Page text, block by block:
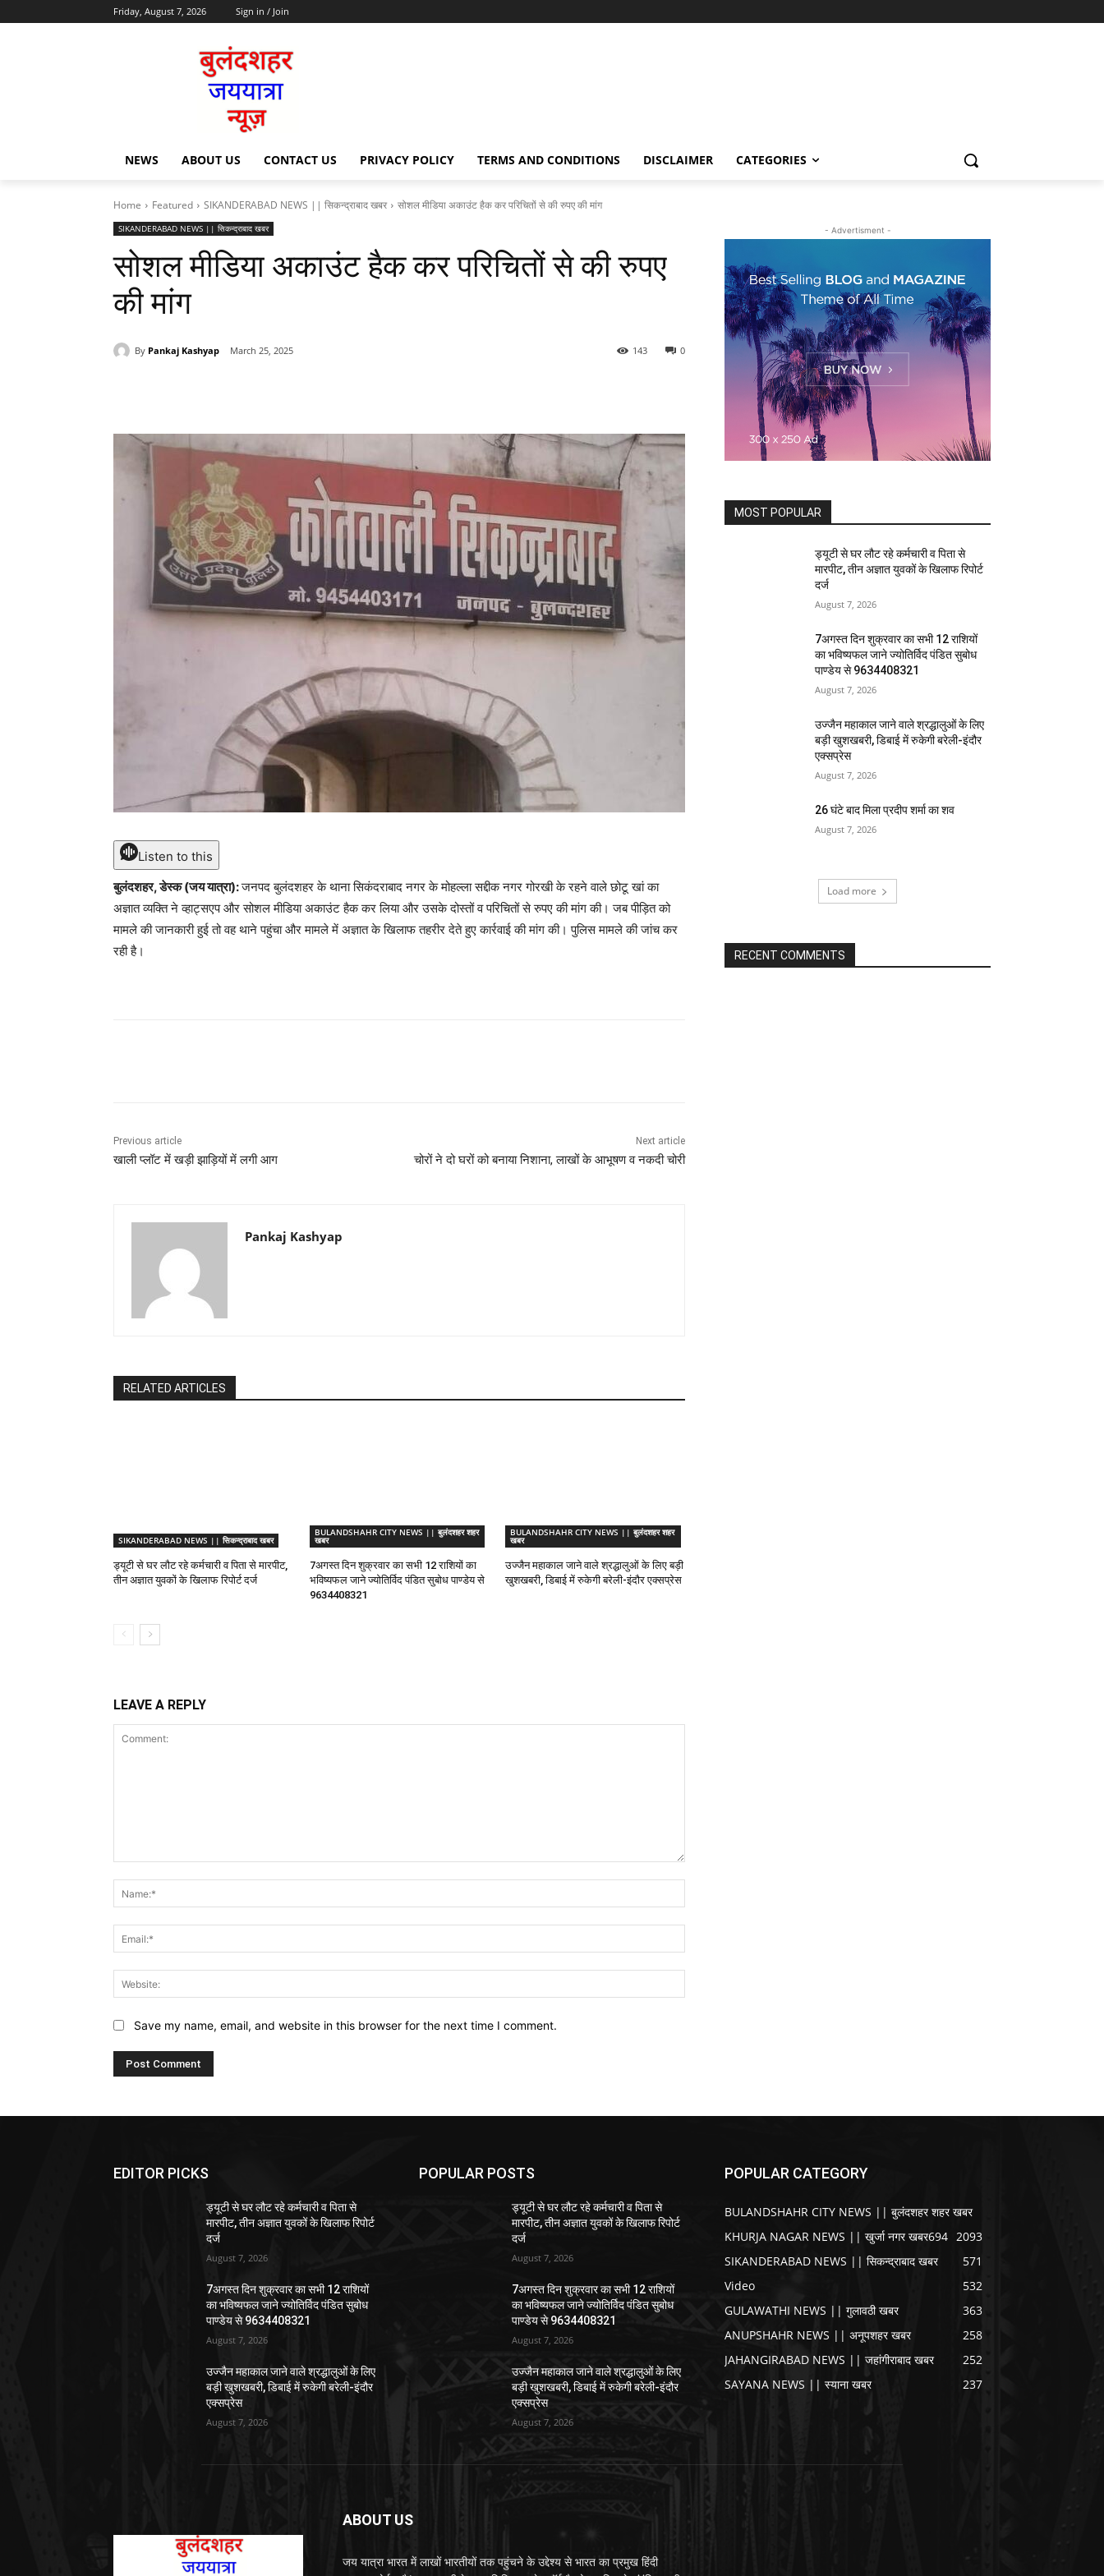
Friday, August 7, 2026 Sign in / Join
NEWS ABOUT US CONTACT US PRIVACY POLICY TERMS AND CONDITIONS DISCLAIMER CATEGORIES
Home Featured SIKANDERABAD NEWS || सिकन्द्राबाद खबर सोशल मीडिया अकाउंट हैक कर परिचितों से की रुपए की मांग
SIKANDERABAD NEWS || सिकन्द्राबाद खबर
सोशल मीडिया अकाउंट हैक कर परिचितों से की रुपए
की मांग
By Pankaj Kashyap March 25, 2025 0
143
Listen to this
बुलंदशहर, डेस्क (जय यात्रा):जनपद बुलंदशहर के थाना सिकंदराबाद नगर के मोहल्ला सद्दीक नगर गोरखी के रहने वाले छोटू खां का
अज्ञात व्यक्ति ने व्हाट्सएप और सोशल मीडिया अकाउंट हैक कर लिया और उसके दोस्तों व परिचितों से रुपए की मांग की। जब पीड़ित को
मामले की जानकारी हुई तो वह थाने पहुंचा और मामले में अज्ञात के खिलाफ तहरीर देते हुए कार्रवाई की मांग की। पुलिस मामले की जांच कर
रही है।
Previous article
खाली प्लॉट में खड़ी झाड़ियों में लगी आग
Next article
चोरों ने दो घरों को बनाया निशाना, लाखों के आभूषण व नकदी चोरी
Pankaj Kashyap
RELATED ARTICLES
SIKANDERABAD NEWS || सिकन्द्राबाद खबर
ड्यूटी से घर लौट रहे कर्मचारी व पिता से मारपीट,
तीन अज्ञात युवकों के खिलाफ रिपोर्ट दर्ज
BULANDSHAHR CITY NEWS || बुलंदशहर शहर
खबर
7अगस्त दिन शुक्रवार का सभी 12 राशियों का
भविष्यफल जाने ज्योतिर्विद पंडित सुबोध पाण्डेय से
9634408321
BULANDSHAHR CITY NEWS || बुलंदशहर शहर
खबर
उज्जैन महाकाल जाने वाले श्रद्धालुओं के लिए बड़ी
खुशखबरी, डिबाई में रुकेगी बरेली-इंदौर एक्सप्रेस
LEAVE A REPLY
Save my name, email, and website in this browser for the next time I comment.
- Advertisment -
MOST POPULAR
ड्यूटी से घर लौट रहे कर्मचारी व पिता से
मारपीट, तीन अज्ञात युवकों के खिलाफ रिपोर्ट
दर्ज
August 7, 2026
7अगस्त दिन शुक्रवार का सभी 12 राशियों
का भविष्यफल जाने ज्योतिर्विद पंडित सुबोध
पाण्डेय से 9634408321
August 7, 2026
उज्जैन महाकाल जाने वाले श्रद्धालुओं के लिए
बड़ी खुशखबरी, डिबाई में रुकेगी बरेली-इंदौर
एक्सप्रेस
August 7, 2026
26 घंटे बाद मिला प्रदीप शर्मा का शव
August 7, 2026
Load more
RECENT COMMENTS
EDITOR PICKS
ड्यूटी से घर लौट रहे कर्मचारी व पिता से
मारपीट, तीन अज्ञात युवकों के खिलाफ रिपोर्ट
दर्ज
August 7, 2026
7अगस्त दिन शुक्रवार का सभी 12 राशियों
का भविष्यफल जाने ज्योतिर्विद पंडित सुबोध
पाण्डेय से 9634408321
August 7, 2026
उज्जैन महाकाल जाने वाले श्रद्धालुओं के लिए
बड़ी खुशखबरी, डिबाई में रुकेगी बरेली-इंदौर
एक्सप्रेस
August 7, 2026
POPULAR POSTS
ड्यूटी से घर लौट रहे कर्मचारी व पिता से
मारपीट, तीन अज्ञात युवकों के खिलाफ रिपोर्ट
दर्ज
August 7, 2026
7अगस्त दिन शुक्रवार का सभी 12 राशियों
का भविष्यफल जाने ज्योतिर्विद पंडित सुबोध
पाण्डेय से 9634408321
August 7, 2026
उज्जैन महाकाल जाने वाले श्रद्धालुओं के लिए
बड़ी खुशखबरी, डिबाई में रुकेगी बरेली-इंदौर
एक्सप्रेस
August 7, 2026
POPULAR CATEGORY
BULANDSHAHR CITY NEWS || बुलंदशहर शहर खबर
2093
KHURJA NAGAR NEWS || खुर्जा नगर खबर694
SIKANDERABAD NEWS || सिकन्द्राबाद खबर
571
Video
532
GULAWATHI NEWS || गुलावठी खबर
363
ANUPSHAHR NEWS || अनूपशहर खबर
258
JAHANGIRABAD NEWS || जहांगीराबाद खबर
252
SAYANA NEWS || स्याना खबर
237
ABOUT US
जय यात्रा भारत में लाखों भारतीयों तक पहुंचने के उद्देश्य से भारत का प्रमुख हिंदी